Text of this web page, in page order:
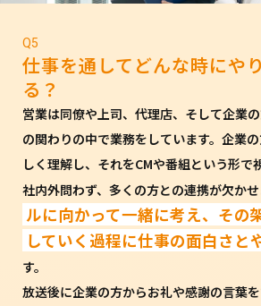
Q5
仕事を通してどんな時にや
る？
営業は同僚や上司、代理店、そして企業
の関わりの中で業務をしています。企業
しく理解し、それをCMや番組という形で
社内外問わず、多くの方との連携が欠かせ
ルに向かって一緒に考え、その
していく過程に仕事の面白さと
す。
放送後に企業の方からお礼や感謝の言葉